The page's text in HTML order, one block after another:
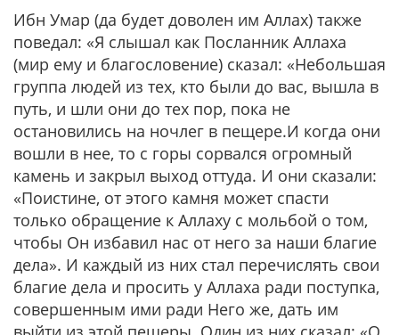
Ибн Умар (да будет доволен им Аллах) также
поведал: «Я слышал как Посланник Аллаха
(мир ему и благословение) сказал: «Небольшая
группа людей из тех, кто были до вас, вышла в
путь, и шли они до тех пор, пока не
остановились на ночлег в пещере.И когда они
вошли в нее, то с горы сорвался огромный
камень и закрыл выход оттуда. И они сказали:
«Поистине, от этого камня может спасти
только обращение к Аллаху с мольбой о том,
чтобы Он избавил нас от него за наши благие
дела». И каждый из них стал перечислять свои
благие дела и просить у Аллаха ради поступка,
совершенным ими ради Него же, дать им